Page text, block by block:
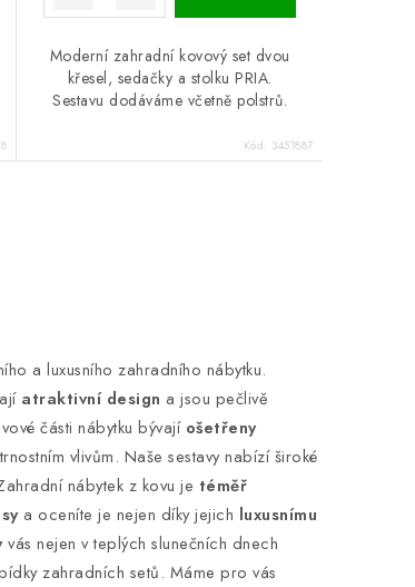
Moderní zahradní kovový set dvou
křesel, sedačky a stolku PRIA.
Sestavu dodáváme včetně polstrů.
Kód: 3451887
a luxusního zahradního nábytku.
atraktivní design a jsou pečlivě
části nábytku bývají ošetřeny
vlivům. Naše sestavy nabízí široké
nábytek z kovu je téměř
a oceníte je nejen díky jejich luxusnímu
vás nejen v teplých slunečních dnech
zahradních setů. Máme pro vás